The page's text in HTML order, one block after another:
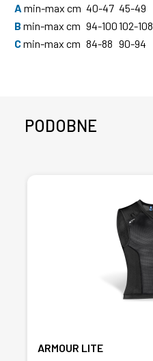
A min-max cm 40-47 45-49
B min-max cm 94-100102-108
Cmin-max cm 84-88 90-94
PODOBNE
ARMOUR LITE